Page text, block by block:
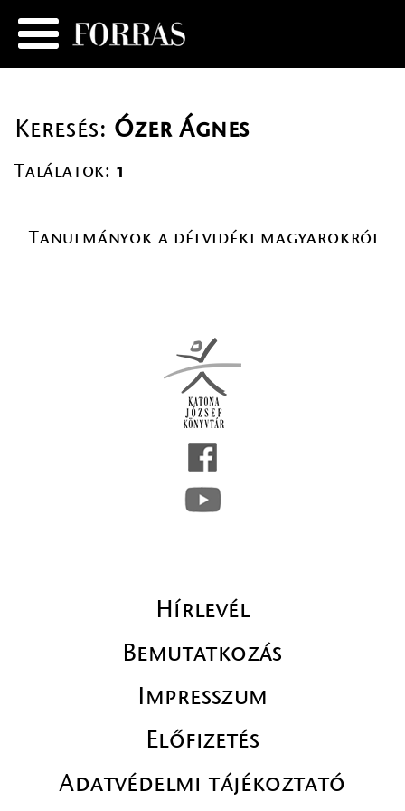
Keresés: Ózer Ágnes
Találatok: 1
Tanulmányok a délvidéki magyarokról
Hírlevél
Bemutatkozás
Impresszum
Előfizetés
Adatvédelmi tájékoztató